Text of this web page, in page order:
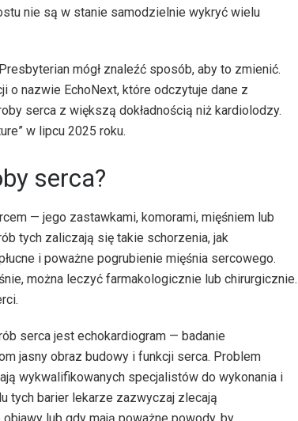
nie są w stanie samodzielnie wykryć wielu
mógł znaleźć sposób, aby to zmienić.
o nazwie EchoNext, które odczytuje dane z
serca z większą dokładnością niż kardiolodzy.
w lipcu 2025 roku.
serca?
— jego zastawkami, komorami, mięśniem lub
tych zaliczają się takie schorzenia, jak
i poważne pogrubienie mięśnia sercowego.
można leczyć farmakologicznie lub chirurgicznie.
serca jest echokardiogram — badanie
jasny obraz budowy i funkcji serca. Problem
wykwalifikowanych specjalistów do wykonania i
tych barier lekarze zazwyczaj zlecają